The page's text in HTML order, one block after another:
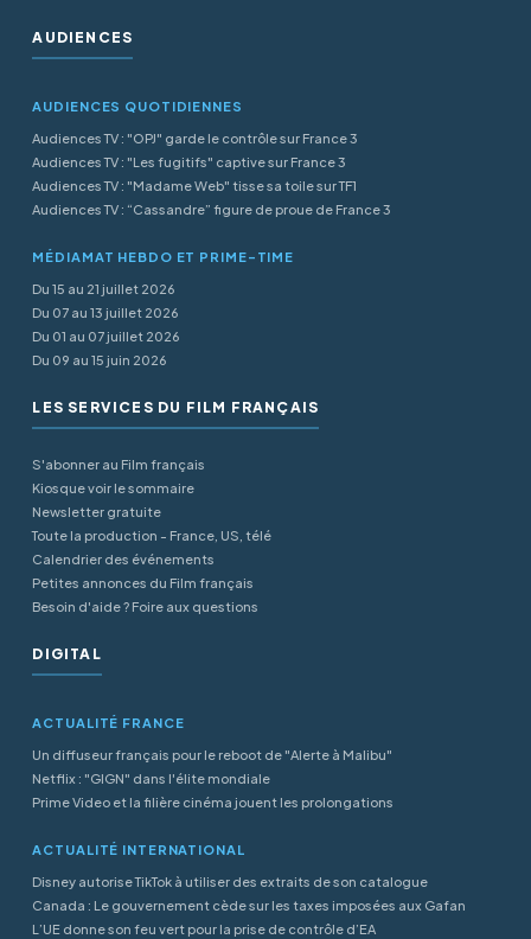
AUDIENCES
AUDIENCES QUOTIDIENNES
Audiences TV : "OPJ" garde le contrôle sur France 3
Audiences TV : "Les fugitifs" captive sur France 3
Audiences TV : "Madame Web" tisse sa toile sur TF1
Audiences TV : “Cassandre” figure de proue de France 3
MÉDIAMAT HEBDO ET PRIME-TIME
Du 15 au 21 juillet 2026
Du 07 au 13 juillet 2026
Du 01 au 07 juillet 2026
Du 09 au 15 juin 2026
LES SERVICES DU FILM FRANÇAIS
S'abonner au Film français
Kiosque voir le sommaire
Newsletter gratuite
Toute la production - France, US, télé
Calendrier des événements
Petites annonces du Film français
Besoin d'aide ? Foire aux questions
DIGITAL
ACTUALITÉ FRANCE
Un diffuseur français pour le reboot de "Alerte à Malibu"
Netflix : "GIGN" dans l'élite mondiale
Prime Video et la filière cinéma jouent les prolongations
ACTUALITÉ INTERNATIONAL
Disney autorise TikTok à utiliser des extraits de son catalogue
Canada : Le gouvernement cède sur les taxes imposées aux Gafan
L’UE donne son feu vert pour la prise de contrôle d’EA